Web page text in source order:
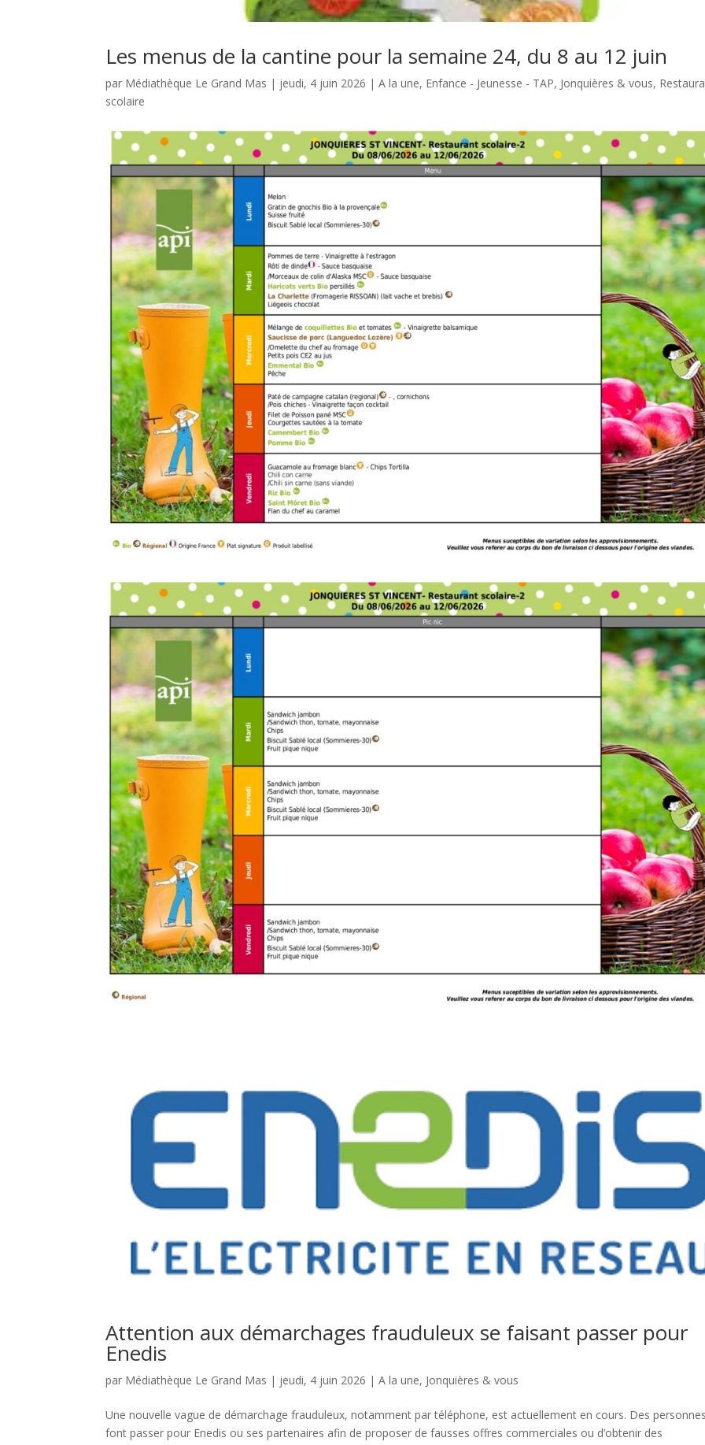
Les menus de la cantine pour la semaine 24, du 8 au 12 juin
par Médiathèque Le Grand Mas | jeudi, 4 juin 2026 |A la une, Enfance - Jeunesse - TAP, Jonquières & vous,
scolaire
Attention aux démarchages frauduleux se faisant passer pour
Enedis
par Médiathèque Le Grand Mas | jeudi, 4 juin 2026 |A la une, Jonquières & vous
Une nouvelle vague de démarchage frauduleux, notamment par téléphone, est actuellement en cours. Des
font passer pour Enedis ou ses partenaires afin de proposer de fausses offres commerciales ou d’obtenir des